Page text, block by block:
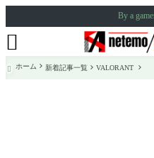
By a

 ホーム 新着記事一覧 VALORANT